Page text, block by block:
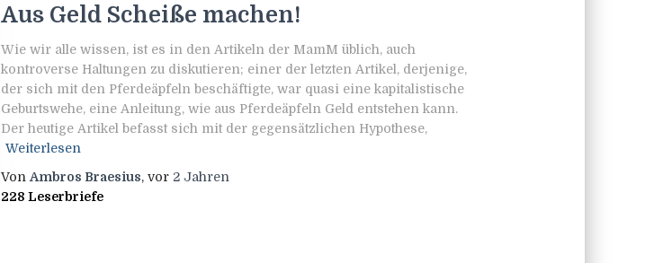
Aus Geld Scheiße machen!
Wie wir alle wissen, ist es in den Artikeln der MamM üblich, auch
kontroverse Haltungen zu diskutieren; einer der letzten Artikel, derjenige,
der sich mit den Pferdeäpfeln beschäftigte, war quasi eine kapitalistische
Geburtswehe, eine Anleitung, wie aus Pferdeäpfeln Geld entstehen kann.
Der heutige Artikel befasst sich mit der gegensätzlichen Hypothese,
Weiterlesen
Von Ambros Braesius, vor 2 Jahren
228 Leserbriefe